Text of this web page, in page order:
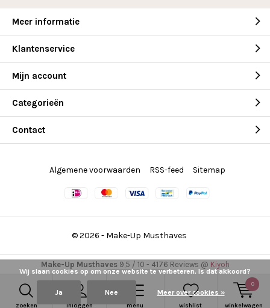
zoeken inloggen menu wishlist winkelwagen
0
Meer informatie
Klantenservice
Mijn account
Categorieën
Contact
© 2026 - Make-Up Musthaves
Algemene voorwaarden RSS-feed Sitemap
Make-Up Musthaves9,5 / 10 - 4176 Reviews @ Kiyoh
Wij slaan cookies op om onze website te verbeteren. Is dat akkoord?
Ja Nee Meer over cookies »